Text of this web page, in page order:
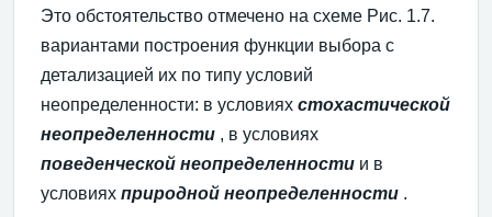
Это обстоятельство отмечено на схеме Рис. 1.7.
вариантами построения функции выбора с
детализацией их по типу условий
неопределенности: в условиях стохастической
неопределенности , в условиях
поведенческой неопределенности и в
условиях природной неопределенности .